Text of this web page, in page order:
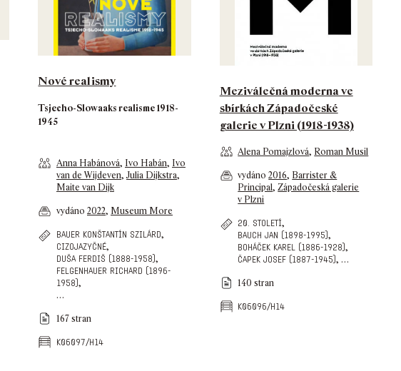
Nové realismy
Tsjecho-Slowaaks realisme 1918-
1945
Anna Habánová, Ivo Habán, Ivo
van de Wijdeven,Julia Dijkstra,
Maite van Dijk
vydáno 2022, Museum More
bauer konštantín szilárd,
cizojazyčné,
duša ferdiš (1888-1958),
felgenhauer richard (1896-
1958),
…
167 stran
k06097/h14
Meziválečná moderna ve
sbírkách Západočeské
galerie v Plzni (1918-1938)
Alena Pomajzlová, Roman Musil
vydáno2016, Barrister &
Principal,Západočeská galerie
v Plzni
20. století,
bauch jan (1898-1995),
boháček karel (1886-1928),
čapek josef (1887-1945), …
140 stran
k06096/h14